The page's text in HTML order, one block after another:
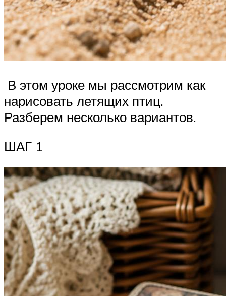
В этом уроке мы рассмотрим как
нарисовать летящих птиц.
Разберем несколько вариантов.
ШАГ 1